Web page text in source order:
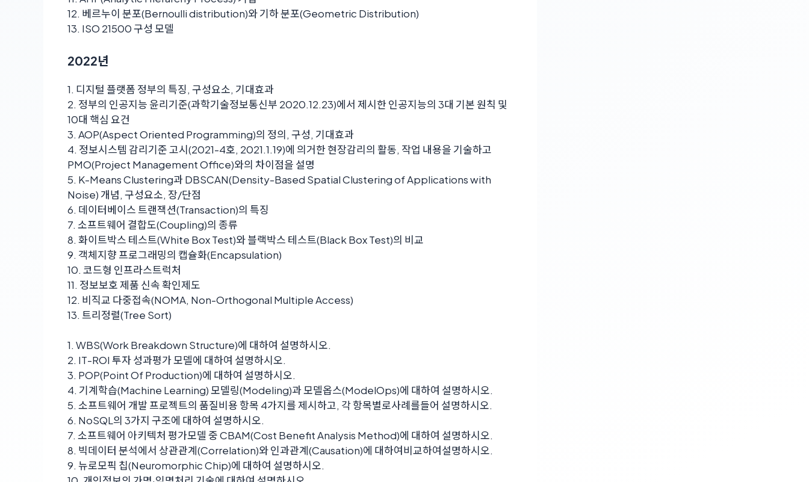
12. 베르누이 분포(Bernoulli distribution)와 기하 분포(Geometric Distribution)
13. ISO 21500 구성 모델
2022년
1. 디지털 플랫폼 정부의 특징, 구성요소, 기대효과
2. 정부의 인공지능 윤리기준(과학기술정보통신부 2020.12.23)에서 제시한 인공지능의 3대 기본 원칙 및
10대 핵심 요건
3. AOP(Aspect Oriented Programming)의 정의, 구성, 기대효과
4. 정보시스템 감리기준 고시(2021-4호, 2021.1.19)에 의거한 현장감리의 활동, 작업 내용을 기술하고
PMO(Project Management Office)와의 차이점을 설명
5. K-Means Clustering과 DBSCAN(Density-Based Spatial Clustering of Applications with
Noise) 개념, 구성요소, 장/단점
6. 데이터베이스 트랜잭션(Transaction)의 특징
7. 소프트웨어 결합도(Coupling)의 종류
8. 화이트박스 테스트(White Box Test)와 블랙박스 테스트(Black Box Test)의 비교
9. 객체지향 프로그래밍의 캡슐화(Encapsulation)
10. 코드형 인프라스트럭처
11. 정보보호 제품 신속 확인제도
12. 비직교 다중접속(NOMA, Non-Orthogonal Multiple Access)
13. 트리정렬(Tree Sort)
1. WBS(Work Breakdown Structure)에 대하여 설명하시오.
2. IT-ROI 투자 성과평가 모델에 대하여 설명하시오.
3. POP(Point Of Production)에 대하여 설명하시오.
4. 기계학습(Machine Learning) 모델링(Modeling)과 모델옵스(ModelOps)에 대하여 설명하시오.
5. 소프트웨어 개발 프로젝트의 품질비용 항목 4가지를 제시하고, 각 항목별로사례를들어 설명하시오.
6. NoSQL의 3가지 구조에 대하여 설명하시오.
7. 소프트웨어 아키텍처 평가모델 중 CBAM(Cost Benefit Analysis Method)에 대하여 설명하시오.
8. 빅데이터 분석에서 상관관계(Correlation)와 인과관계(Causation)에 대하여비교하여설명하시오.
9. 뉴로모픽 칩(Neuromorphic Chip)에 대하여 설명하시오.